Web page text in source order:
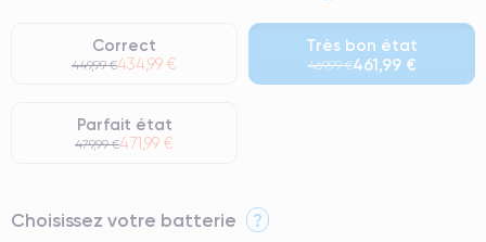
Correct
449,99 €434,99 €
Très bon état
469,99 €461,99 €
Parfait état
479,99 €471,99 €
⭐ Premium
Choisissez votre batterie ?